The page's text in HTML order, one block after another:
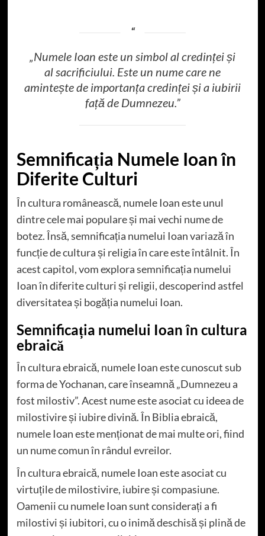
„Numele Ioan este un simbol al credinței și
al sacrificiului. Este un nume care ne
amintește de importanța credinței și a iubirii
față de Dumnezeu.”
Semnificația Numele Ioan în
Diferite Culturi
În cultura românească, numele Ioan este unul
dintre cele mai populare și mai vechi nume de
botez. Însă, semnificația numelui Ioan variază în
funcție de cultura și religia în care este întâlnit. În
acest capitol, vom explora semnificația numelui
Ioan în diferite culturi și religii, descoperind astfel
diversitatea și bogăția numelui Ioan.
Semnificația numelui Ioan în cultura
ebraică
În cultura ebraică, numele Ioan este cunoscut sub
forma de Yochanan, care înseamnă „Dumnezeu a
fost milostiv”. Acest nume este asociat cu ideea de
milostivire și iubire divină. În Biblia ebraică,
numele Ioan este menționat de mai multe ori, fiind
un nume comun în rândul evreilor.
În cultura ebraică, numele Ioan este asociat cu
virtuțile de milostivire, iubire și compasiune.
Oamenii cu numele Ioan sunt considerați a fi
milostivi și iubitori, cu o inimă deschisă și plină de